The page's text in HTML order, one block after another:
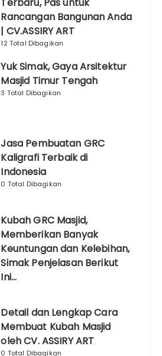
Terbaru, Pas untuk
Rancangan Bangunan Anda
| CV.ASSIRY ART
12 Total Dibagikan
Yuk Simak, Gaya Arsitektur
Masjid Timur Tengah
3 Total Dibagikan
Jasa Pembuatan GRC
Kaligrafi Terbaik di
Indonesia
0 Total Dibagikan
Kubah GRC Masjid,
Memberikan Banyak
Keuntungan dan Kelebihan,
Simak Penjelasan Berikut
Ini…
Detail dan Lengkap Cara
Membuat Kubah Masjid
oleh CV. ASSIRY ART
0 Total Dibagikan